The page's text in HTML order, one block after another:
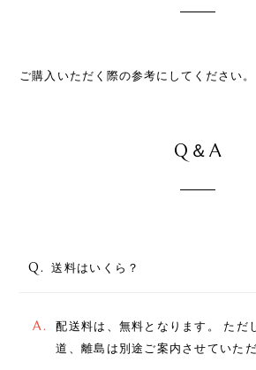
ご購入いただく際の参考にしてください。
Q＆A
Q. 送料はいくら？
A.
配送料は、無料となります。 ただ
道、離島は別途ご案内させていただ